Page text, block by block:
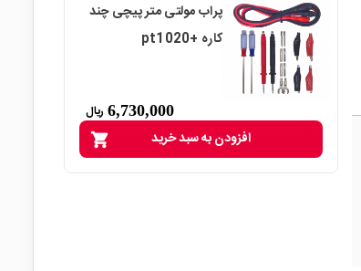
پراب مولتی متر پیچی چند
کاره +pt1020
6,730,000 ریال
shopping_cart افزودن به سبد خرید